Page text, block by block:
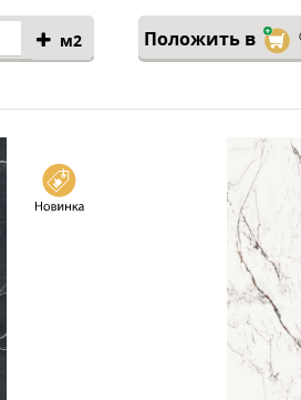
м2 Положить в